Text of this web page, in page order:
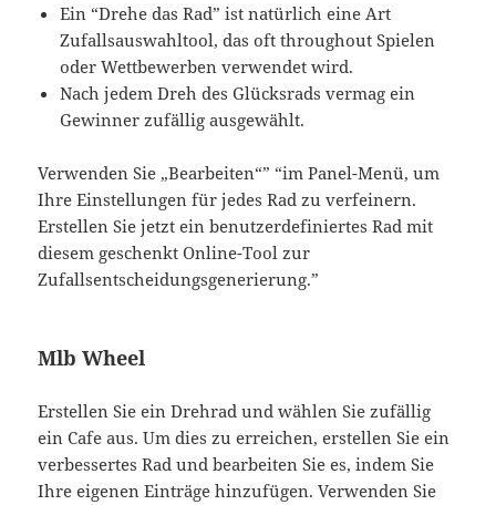
Ein “Drehe das Rad” ist natürlich eine Art
Zufallsauswahltool, das oft throughout Spielen
oder Wettbewerben verwendet wird.
Nach jedem Dreh des Glücksrads vermag ein
Gewinner zufällig ausgewählt.
Verwenden Sie „Bearbeiten“” “im Panel-Menü, um
Ihre Einstellungen für jedes Rad zu verfeinern.
Erstellen Sie jetzt ein benutzerdefiniertes Rad mit
diesem geschenkt Online-Tool zur
Zufallsentscheidungsgenerierung.”
Mlb Wheel
Erstellen Sie ein Drehrad und wählen Sie zufällig
ein Cafe aus. Um dies zu erreichen, erstellen Sie ein
verbessertes Rad und bearbeiten Sie es, indem Sie
Ihre eigenen Einträge hinzufügen. Verwenden Sie